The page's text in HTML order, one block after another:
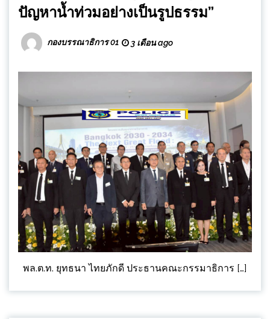
ปัญหาน้ำท่วมอย่างเป็นรูปธรรม”
กองบรรณาธิการ 01 3 เดือน ago
พล.ต.ท. ยุทธนา ไทยภักดี ประธานคณะกรรมาธิการ […]